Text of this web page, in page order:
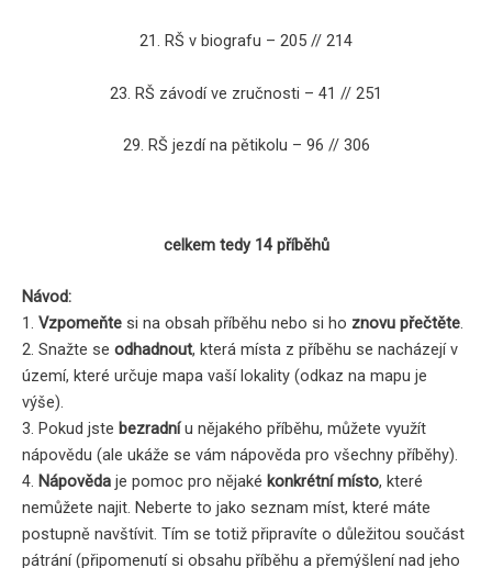
21. RŠ v biografu – 205 // 214
23. RŠ závodí ve zručnosti – 41 // 251
29. RŠ jezdí na pětikolu – 96 // 306
celkem tedy 14 příběhů
Návod:
1. Vzpomeňte si na obsah příběhu nebo si ho znovu přečtěte.
2. Snažte se odhadnout, která místa z příběhu se nacházejí v
území, které určuje mapa vaší lokality (odkaz na mapu je
výše).
3. Pokud jste bezradníu nějakého příběhu, můžete využít
nápovědu (ale ukáže se vám nápověda pro všechny příběhy).
4. Nápověda je pomoc pro nějaké konkrétní místo, které
nemůžete najit. Neberte to jako seznam míst, které máte
postupně navštívit. Tím se totiž připravíte o důležitou součást
pátrání (připomenutí si obsahu příběhu a přemýšlení nad jeho